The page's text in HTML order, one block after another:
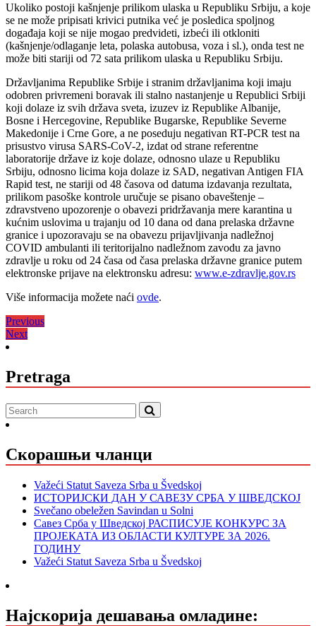
Ukoliko postoji kašnjenje prilikom ulaska u Republiku Srbiju, a koje
se ne može pripisati krivici putnika već je posledica spoljnog
događaja koji se nije mogao predvideti, izbeći ili otkloniti
(kašnjenje/odlaganje leta, polaska autobusa, voza i sl.), onda test ne
može biti stariji od 72 sata prilikom ulaska u Republiku Srbiju.
Državljanima Republike Srbije i stranim državljanima koji imaju
odobren privremeni boravak ili stalno nastanjenje u Republici Srbiji
koji dolaze iz svih država sveta, izuzev iz Republike Albanije,
Bosne i Hercegovine, Republike Bugarske, Republike Severne
Makedonije i Crne Gore, a ne poseduju negativan RT-PCR test na
prisustvo virusa SARS-CoV-2, izdat od strane referentne
laboratorije države iz koje dolaze, odnosno ulaze u Republiku
Srbiju, odnosno licima koja dolaze iz SAD, negativan Antigen FIA
Rapid test, ne stariji od 48 časova od datuma izdavanja rezultata,
prilikom pasoške kontrole uručuje se pisano obaveštenje –
zdravstveno upozorenje o obavezi pridržavanja mere karantina u
kućnim uslovima u trajanju od 10 dana od dana prelaska državne
granice i upozoravaju se na obavezu prijavljivanja nadležnoj
COVID ambulanti ili teritorijalno nadležnom zavodu za javno
zdravlje u roku od 24 časa od časa prelaska državne granice putem
elektronske prijave na elektronsku adresu: www.e-zdravlje.gov.rs
Više informacija možete naći ovde.
Кретање
чланка
PreviousPrevious
NextNext
Pretraga
Скорашњи чланци
Važeći Statut Saveza Srba u Švedskoj
ИСТОРИЈСКИ ДАН У САВЕЗУ СРБА У ШВЕДСКОЈ
Svečano obeležen Savindan u Solni
Савез Срба у Шведској РАСПИСУЈЕ КОНКУРС ЗА
ПРОЈЕКАТА ИЗ ОБЛАСТИ КУЛТУРЕ ЗА 2026.
ГОДИНУ
Važeći Statut Saveza Srba u Švedskoj
Најскорија дешавања омладине: